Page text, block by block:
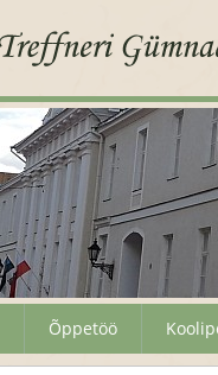
Õppetöö